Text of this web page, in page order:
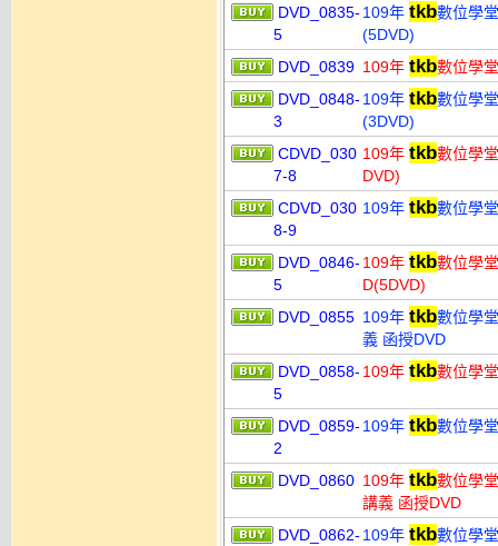
DVD_0835-
5
109年 tkb數位學
(5DVD)
DVD_0839 109年 tkb數位學
DVD_0848-
3
109年 tkb數位學
(3DVD)
CDVD_030
7-8
109年 tkb數位學
DVD)
CDVD_030
8-9
109年 tkb數位學
DVD_0846-
5
109年 tkb數位學
D(5DVD)
DVD_0855 109年 tkb數位學
義 函授DVD
DVD_0858-
5
109年 tkb數位學
DVD_0859-
2
109年 tkb數位學
DVD_0860 109年 tkb數位學
講義 函授DVD
DVD_0862- 109年 tkb數位學